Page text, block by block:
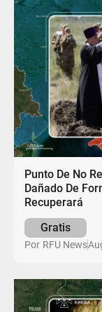
Punto De No
Dañado De
Recuperará
Gratis
Por RFU News